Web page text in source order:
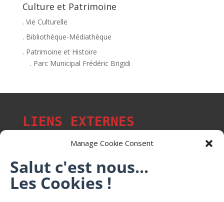
Manage Cookie Consent
Salut c'est nous...
Les Cookies !
Culture et Patrimoine
. Vie Culturelle
. Bibliothèque-Médiathèque
. Patrimoine et Histoire
. Parc Municipal Frédéric Brigidi
LIENS EXTERNES
Les p'tits citoyens de Mont-Saint-Martin
Trail Saintmartinois Daniel FEITE